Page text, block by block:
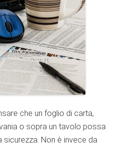
che un foglio di carta,
o sopra un tavolo possa
Non è invece da